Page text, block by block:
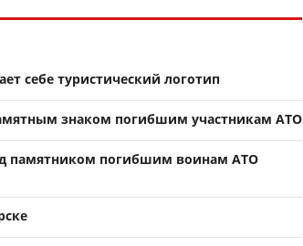
себе туристический логотип
знаком погибшим участникам АТО
памятником погибшим воинам АТО